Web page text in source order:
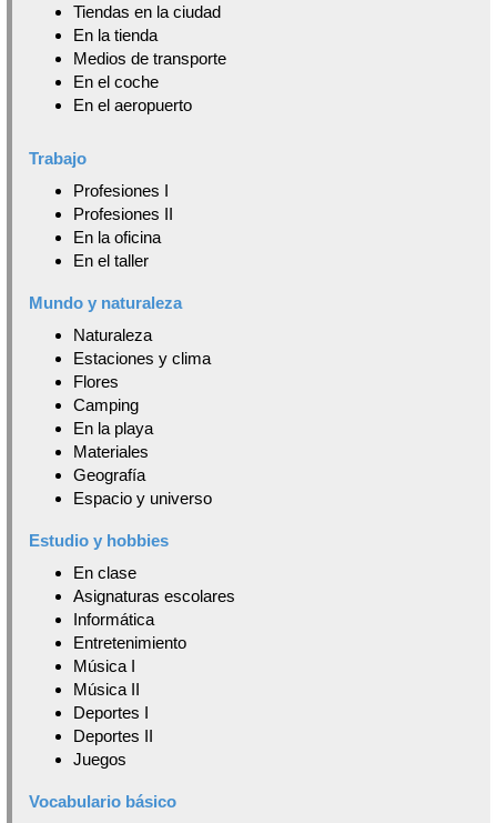
Tiendas en la ciudad
En la tienda
Medios de transporte
En el coche
En el aeropuerto
Trabajo
Profesiones I
Profesiones II
En la oficina
En el taller
Mundo y naturaleza
Naturaleza
Estaciones y clima
Flores
Camping
En la playa
Materiales
Geografía
Espacio y universo
Estudio y hobbies
En clase
Asignaturas escolares
Informática
Entretenimiento
Música I
Música II
Deportes I
Deportes II
Juegos
Vocabulario básico